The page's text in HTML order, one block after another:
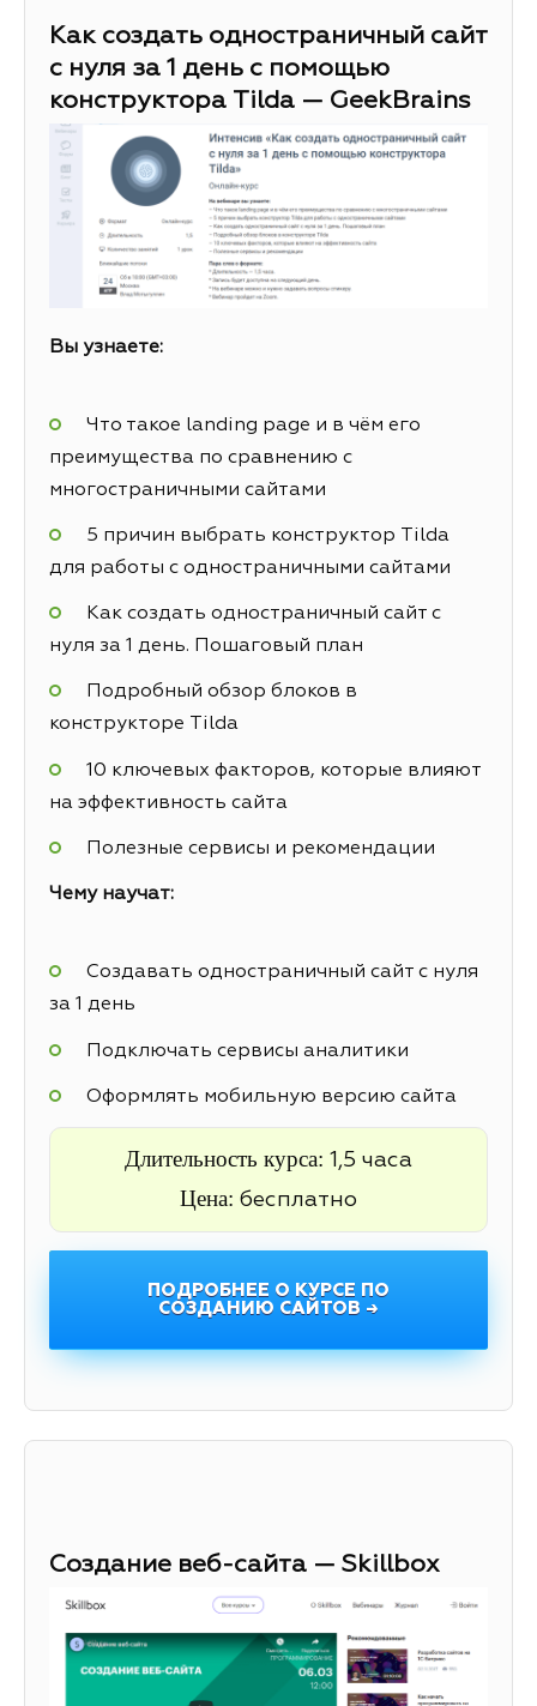
Как создать одностраничный сайт
с нуля за 1 день с помощью
конструктора Tilda — GeekBrains
Вы узнаете:
Что такое landing page и в чём его
преимущества по сравнению с
многостраничными сайтами
5 причин выбрать конструктор Tilda
для работы с одностраничными сайтами
Как создать одностраничный сайт с
нуля за 1 день. Пошаговый план
Подробный обзор блоков в
конструкторе Tilda
10 ключевых факторов, которые влияют
на эффективность сайта
Полезные сервисы и рекомендации
Чему научат:
Создавать одностраничный сайт с нуля
за 1 день
Подключать сервисы аналитики
Оформлять мобильную версию сайта
Длительность курса: 1,5 часа
Цена: бесплатно
ПОДРОБНЕЕ О КУРСЕ ПО
СОЗДАНИЮ САЙТОВ →
Создание веб-сайта — Skillbox